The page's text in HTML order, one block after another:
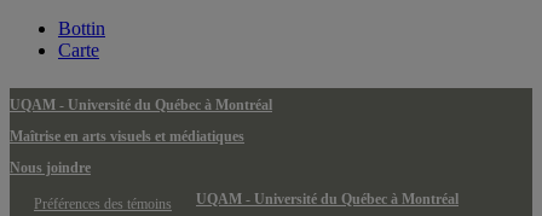
Bottin
Carte
UQAM - Université du Québec à Montréal
Maîtrise en arts visuels et médiatiques
Nous joindre
Préférences des témoins UQAM - Université du Québec à Montréal